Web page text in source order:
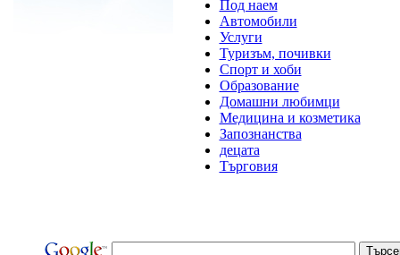
Под наем
Автомобили
Услуги
Туризъм, почивки
Спорт и хоби
Образование
Домашни любимци
Медицина и козметика
Запознанства
децата
Търговия